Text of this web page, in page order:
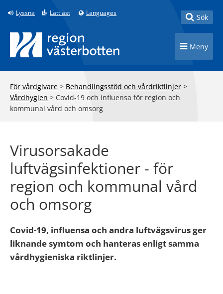
Till innehåll på sidan
Lyssna Lättläst Languages Toggle
Sök
Toggle
Meny
För vårdgivare > Behandlingsstöd och vårdriktlinjer >
Vårdhygien > Covid-19 och influensa för region och
kommunal vård och omsorg
Virusorsakade
luftvägsinfektioner - för
region och kommunal vård
och omsorg
Covid-19, influensa och andra luftvägsvirus ger
liknande symtom och hanteras enligt samma
vårdhygieniska riktlinjer.